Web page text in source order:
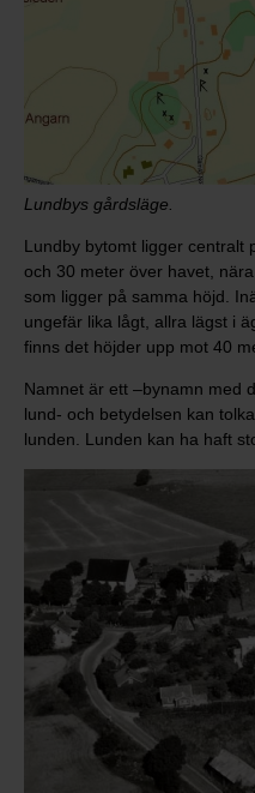
Lundbys gårdsläge.
Lundby bytomt ligger centralt
och 30 meter över havet,
som ligger på samma höjd.
ungefär lika lågt, allra lägst i
finns det höjder upp mot 40
Namnet är ett –bynamn med
lund- och betydelsen kan
lunden. Lunden kan ha haft